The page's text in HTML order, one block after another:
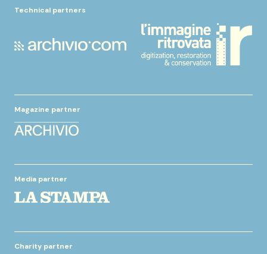
Technical partners
Magazine partner
Media partner
Charity partner